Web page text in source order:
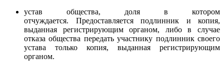
устав общества, доля в котором
отчуждается. Предоставляется подлинник и копия,
выданная регистрирующим органом, либо в случае
отказа общества передать участнику подлинник своего
устава только копия, выданная регистрирующим
органом.